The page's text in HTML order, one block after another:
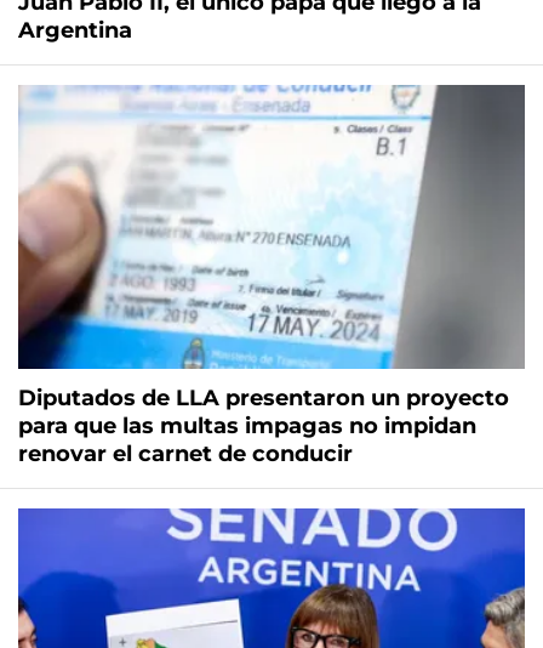
Argentina
Diputados de LLA presentaron un proyecto
para que las multas impagas no impidan
renovar el carnet de conducir